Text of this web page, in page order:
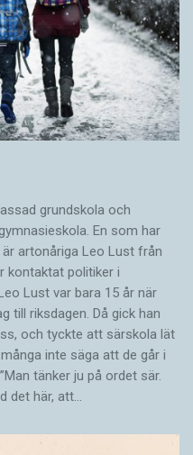
grundskola och
En som har
artonåriga Leo Lust från
kontaktat politiker i
Lust var bara 15 år när
till riksdagen. Då gick han
och tyckte att särskola lät
inte säga att de går i
tänker ju på ordet sär.
det här, att…